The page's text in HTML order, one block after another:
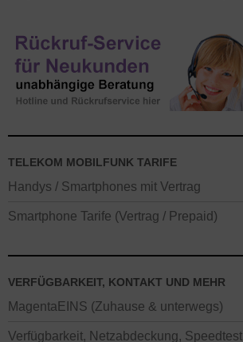
TELEKOM MOBILFUNK TARIFE
Handys / Smartphones mit Vertrag
Smartphone Tarife (Vertrag / Prepaid)
VERFÜGBARKEIT, KONTAKT UND MEHR
MagentaEINS (Zuhause & unterwegs)
Verfügbarkeit, Netzabdeckung, Speedtest